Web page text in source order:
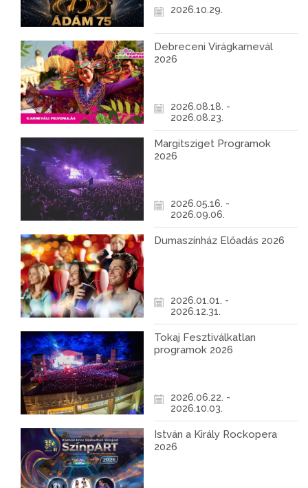
2026.10.29.
Debreceni Virágkarnevál
2026
2026.08.18. -
2026.08.23.
Margitsziget Programok
2026
2026.05.16. -
2026.09.06.
Dumaszínház Előadás 2026
2026.01.01. -
2026.12.31.
Tokaj Fesztiválkatlan
programok 2026
2026.06.22. -
2026.10.03.
István a Király Rockopera
2026